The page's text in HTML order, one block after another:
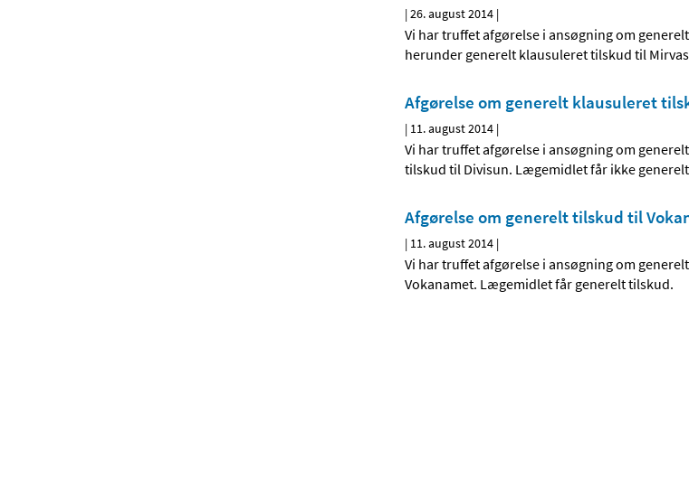
|26. august 2014 |
Vi har truffet afgørelse i ansøgning om
herunder generelt klausuleret tilskud til
Afgørelse om generelt klausuleret
| 11. august 2014 |
Vi har truffet afgørelse i ansøgning om
tilskud til Divisun. Lægemidlet får ikke
Afgørelse om generelt tilskud til
| 11. august 2014 |
Vi har truffet afgørelse i ansøgning om
Vokanamet. Lægemidlet får generelt tilskud.